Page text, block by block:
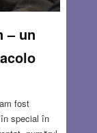
– un
fost
special în